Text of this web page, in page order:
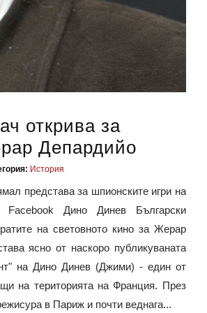
открива за
Депардийо
История
представа за шпионските игри на
Дино Динев Български
на световното кино за Жерар
ясно от наскоро публикуваната
на Дино Динев (Джими) - един от
на територията на Франция. През
в Париж и почти веднага...